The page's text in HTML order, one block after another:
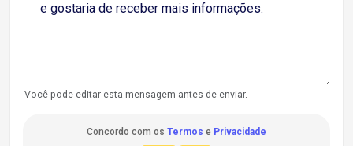
Você pode editar esta mensagem antes de enviar.
Concordo com os Termos e Privacidade